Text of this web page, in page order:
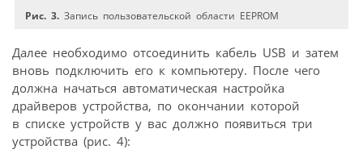
Рис. 3. Запись пользовательской области EEPROM
Далее необходимо отсоединить кабель USB и затем
вновь подключить его к компьютеру. После чего
должна начаться автоматическая настройка
драйверов устройства, по окончании которой
в списке устройств у вас должно появиться три
устройства (рис. 4):